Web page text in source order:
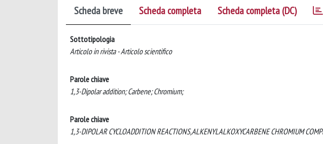
Scheda breve Scheda completa Scheda completa (DC)
Sottotipologia
Articolo in rivista - Articolo scientifico
Parole chiave
1,3-Dipolar addition; Carbene; Chromium;
Parole chiave
1,3-DIPOLAR CYCLOADDITION REACTIONS,ALKENYLALKOXYCARBENE CHROMIUM